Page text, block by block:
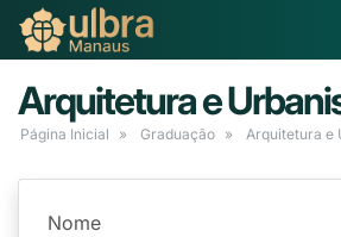
Arquitetura e
Página Inicial Graduação Arquitetura e
Nome